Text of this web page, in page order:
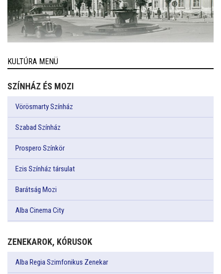
KULTÚRA MENÜ
SZÍNHÁZ ÉS MOZI
Vörösmarty Színház
Szabad Színház
Prospero Színkör
Ezis Színház társulat
Barátság Mozi
Alba Cinema City
ZENEKAROK, KÓRUSOK
Alba Regia Szimfonikus Zenekar